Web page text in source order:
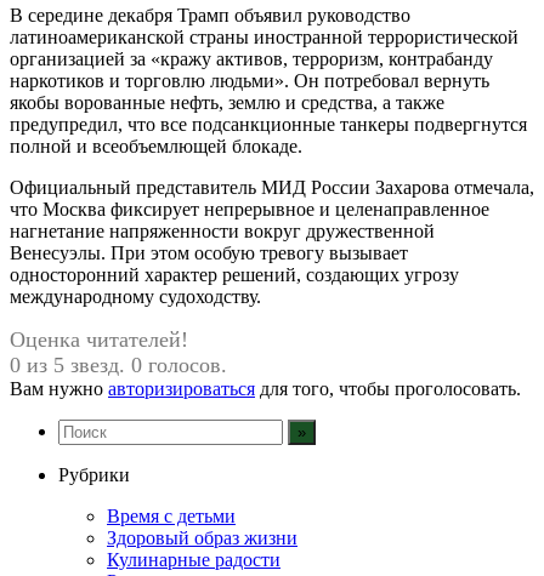
В середине декабря Трамп объявил руководство
латиноамериканской страны иностранной террористической
организацией за «кражу активов, терроризм, контрабанду
наркотиков и торговлю людьми». Он потребовал вернуть
якобы ворованные нефть, землю и средства, а также
предупредил, что все подсанкционные танкеры подвергнутся
полной и всеобъемлющей блокаде.
Официальный представитель МИД России Захарова отмечала,
что Москва фиксирует непрерывное и целенаправленное
нагнетание напряженности вокруг дружественной
Венесуэлы. При этом особую тревогу вызывает
односторонний характер решений, создающих угрозу
международному судоходству.
Оценка читателей!
0 из 5 звезд. 0 голосов.
Вам нужно авторизироваться для того, чтобы проголосовать.
Рубрики
Время с детьми
Здоровый образ жизни
Кулинарные радости